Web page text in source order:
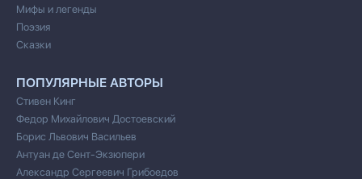
Мифы и легенды
Поэзия
Сказки
ПОПУЛЯРНЫЕ АВТОРЫ
Стивен Кинг
Федор Михайлович Достоевский
Борис Львович Васильев
Антуан де Сент-Экзюпери
Александр Сергеевич Грибоедов